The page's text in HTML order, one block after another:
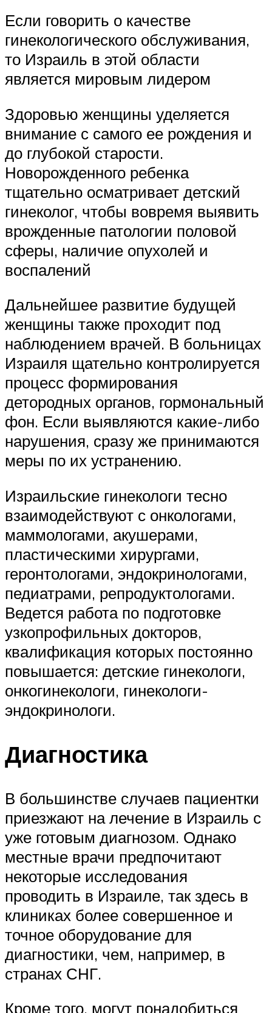
Если говорить о качестве
гинекологического обслуживания,
то Израиль в этой области
является мировым лидером
Здоровью женщины уделяется
внимание с самого ее рождения и
до глубокой старости.
Новорожденного ребенка
тщательно осматривает детский
гинеколог, чтобы вовремя выявить
врожденные патологии половой
сферы, наличие опухолей и
воспалений
Дальнейшее развитие будущей
женщины также проходит под
наблюдением врачей. В больницах
Израиля щательно контролируется
процесс формирования
детородных органов, гормональный
фон. Если выявляются какие-либо
нарушения, сразу же принимаются
меры по их устранению.
Израильские гинекологи тесно
взаимодействуют с онкологами,
маммологами, акушерами,
пластическими хирургами,
геронтологами, эндокринологами,
педиатрами, репродуктологами.
Ведется работа по подготовке
узкопрофильных докторов,
квалификация которых постоянно
повышается: детские гинекологи,
онкогинекологи, гинекологи-
эндокринологи.
Диагностика
В большинстве случаев пациентки
приезжают на лечение в Израиль с
уже готовым диагнозом. Однако
местные врачи предпочитают
некоторые исследования
проводить в Израиле, так здесь в
клиниках более совершенное и
точное оборудование для
диагностики, чем, например, в
странах СНГ.
Кроме того, могут понадобиться